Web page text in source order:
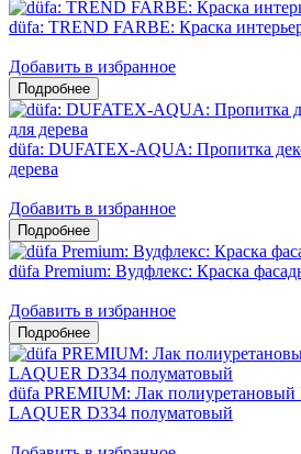
düfa: TREND FARBE: Краска
Добавить в избранное
düfa: DUFATEX-AQUA: Пропитка
дерева
Добавить в избранное
düfa Premium: Вудфлекс: Краска
Добавить в избранное
düfa PREMIUM: Лак
LAQUER D334 полуматовый